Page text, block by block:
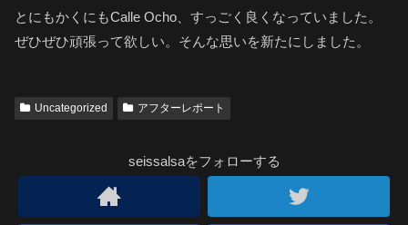
とにもかくにもCalle Ocho、すっごく良くなっていました。
ぜひぜひ頑張って欲しい。そんな思いを新たにしました。
Uncategorized アフターレポート
seissalsaをフォローする